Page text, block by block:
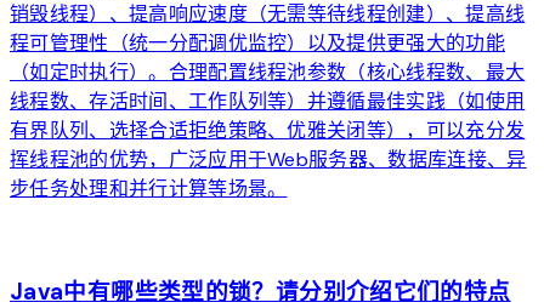
销毁线程）、提高响应速度（无需等待线程创建）、提高线
程可管理性（统一分配调优监控）以及提供更强大的功能
（如定时执行）。合理配置线程池参数（核心线程数、最大
线程数、存活时间、工作队列等）并遵循最佳实践（如使用
有界队列、选择合适拒绝策略、优雅关闭等），可以充分发
挥线程池的优势，广泛应用于Web服务器、数据库连接、异
步任务处理和并行计算等场景。
Java中有哪些类型的锁？请分别介绍它们的特点